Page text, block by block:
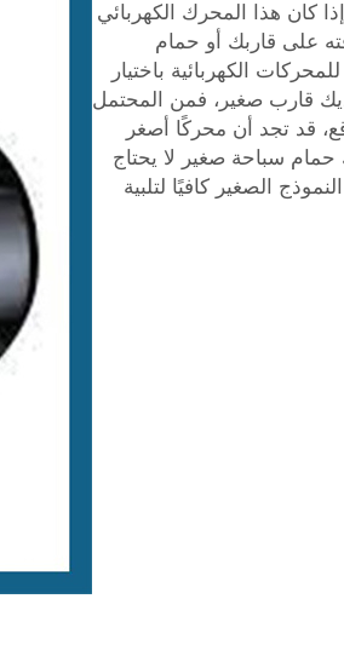
كان هذا المحرك الكهربائي
إلى إضافته على قاربك أو حمام
الكهربائية باختيار
لديك قارب صغير، فمن المحتمل
قد تجد أن محركًا أصغر
حمام سباحة صغير لا يحتاج
الصغير كافيًا لتلبية